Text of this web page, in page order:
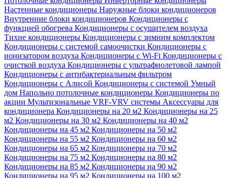
Настенные кондиционеры Наружные блоки кондиционеров
Внутренние блоки кондиционеров Кондиционеры с
функцией обогрева Кондиционеры с осушителем воздуха
Тихие кондиционеры Кондиционеры с зимним комплектом
Кондиционеры с системой самоочистки Кондиционеры с
ионизатором воздуха Кондиционеры с Wi-Fi Кондиционеры с
очисткой воздуха Кондиционеры с ультрафиолетовой лампой
Кондиционеры с антибактериальным фильтром
Кондиционеры с Алисой Кондиционеры с системой Умный
дом Напольно потолочные кондиционеры Кондиционеры по
акции Мультизональные VRF-VRV системы Аксессуары для
кондиционера Кондиционеры на 20 м2 Кондиционеры на 25
м2 Кондиционеры на 30 м2 Кондиционеры на 40 м2
Кондиционеры на 45 м2 Кондиционеры на 50 м2
Кондиционеры на 55 м2 Кондиционеры на 60 м2
Кондиционеры на 65 м2 Кондиционеры на 70 м2
Кондиционеры на 75 м2 Кондиционеры на 80 м2
Кондиционеры на 85 м2 Кондиционеры на 90 м2
Кондиционеры на 95 м2 Кондиционеры на 100 м2